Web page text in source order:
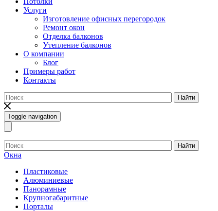
Услуги
Изготовление офисных перегородок
Ремонт окон
Отделка балконов
Утепление балконов
О компании
Блог
Примеры работ
Контакты
Найти
Toggle navigation
Найти
Окна
Пластиковые
Алюминиевые
Панорамные
Крупногабаритные
Порталы